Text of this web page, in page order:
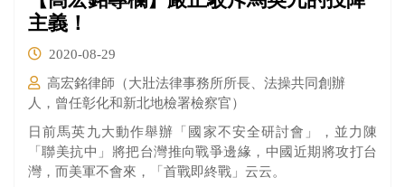
主義！
2020-08-29
高宏銘律師（大壯法律事務所所長、法操共同創辦
人，曾任彰化和新北地檢署檢察官）
日前馬英九大動作舉辦「國家不安全研討會」，並力陳
「聯美抗中」將把台灣推向戰爭邊緣，中國近期將攻打台
灣，而美軍不會來，「首戰即終戰」云云。